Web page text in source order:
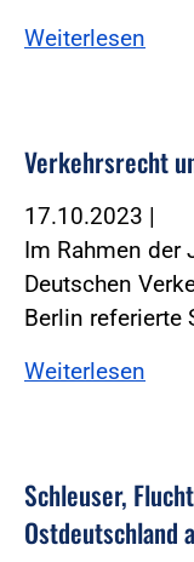
Weiterlesen
Verkehrsrecht
17.10.2023 |
Im Rahmen der
Deutschen
Berlin referierte
Weiterlesen
Schleuser,
Ostdeutschland